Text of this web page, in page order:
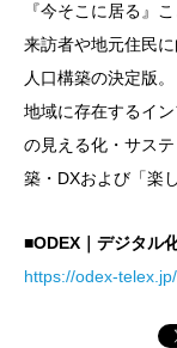
『今そこに居る』
来訪者や地元住民
人口構築の決定版。
地域に存在するイ
の見える化・サス
築・DXおよび「楽
■ODEX｜デジタル
https://odex-